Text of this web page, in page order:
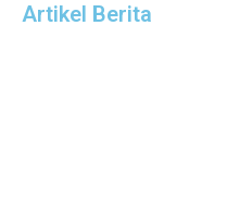
Artikel Berita